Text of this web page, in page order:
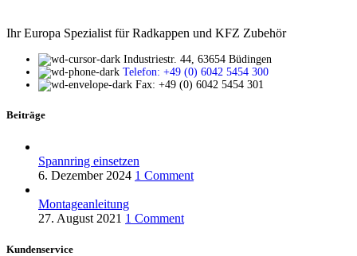
Ihr Europa Spezialist für Radkappen und KFZ Zubehör
Industriestr. 44, 63654 Büdingen
Telefon: +49 (0) 6042 5454 300
Fax: +49 (0) 6042 5454 301
Beiträge
Spannring einsetzen
6. Dezember 2024 1 Comment
Montageanleitung
27. August 2021 1 Comment
Kundenservice